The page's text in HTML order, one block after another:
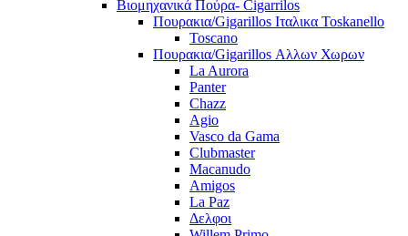
Βιομηχανικά Πούρα- Cigarrilos
Πουρακια/Gigarillos Ιταλικα Toskanello
Toscano
Πουρακια/Gigarillos Αλλων Χωρων
La Aurora
Panter
Chazz
Agio
Vasco da Gama
Clubmaster
Macanudo
Amigos
La Paz
Δελφοι